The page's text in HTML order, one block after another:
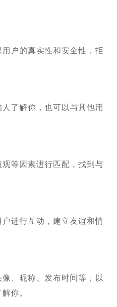
户的真实性和安全性，拒
了解你，也可以与其他用
等因素进行匹配，找到与
进行互动，建立友谊和情
、昵称、发布时间等，以
你。